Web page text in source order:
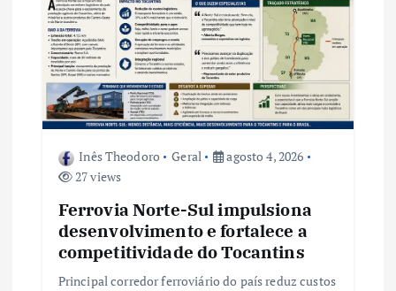
e
P
o
Inês Theodoro Geral
agosto 4, 2026
27 views
Ferrovia Norte-Sul impulsiona
desenvolvimento e fortalece a
competitividade do Tocantins
Principal corredor ferroviário do país reduz custos